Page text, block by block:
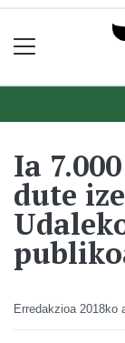
Ia
dute
Erredakzioa 2018ko